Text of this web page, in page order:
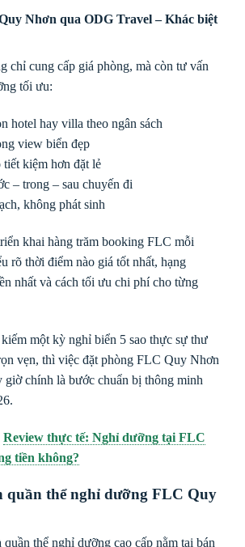
Nhơn qua ODG Travel – Khác biệt
chỉ cung cấp giá phòng, mà còn tư vấn
tối ưu:
hotel hay villa theo ngân sách
view biển đẹp
kiệm hơn đặt lẻ
– trong – sau chuyến đi
không phát sinh
khai hàng trăm booking FLC mỗi
rõ thời điểm nào giá tốt nhất, hạng
nhất và cách tối ưu chi phí cho từng
một kỳ nghỉ biển 5 sao thực sự thư
vẹn, thì việc đặt phòng FLC Quy Nhơn
giờ chính là bước chuẩn bị thông minh
Review thực tế: Nghỉ dưỡng tại FLC
tiền không?
quần thể nghỉ dưỡng FLC Quy
quần thể nghỉ dưỡng cao cấp nằm tại bán